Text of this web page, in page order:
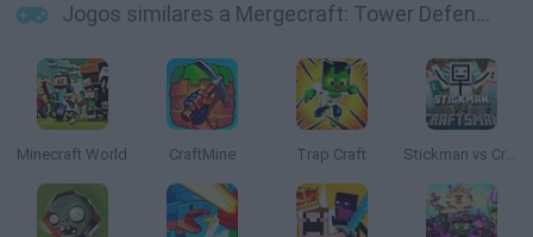
Jogos similares a Mergecraft: Tower Defense
Minecraft World CraftMine Trap Craft Stickman vs Craftsman